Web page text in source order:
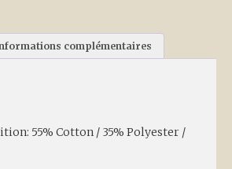
complémentaires
55% Cotton / 35% Polyester /